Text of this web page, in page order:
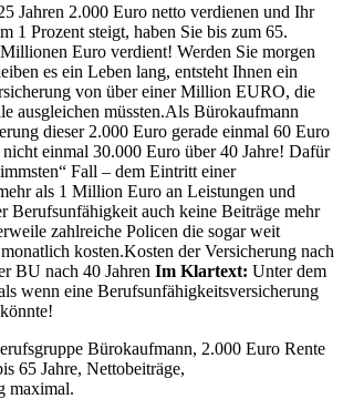
Jahren 2.000 Euro netto verdienen und Ihr
1 Prozent steigt, haben Sie bis zum 65.
Euro verdient! Werden Sie morgen
es ein Leben lang, entsteht Ihnen ein
von über einer Million EURO, die
ausgleichen müssten.Als Bürokaufmann
dieser 2.000 Euro gerade einmal 60 Euro
einmal 30.000 Euro über 40 Jahre! Dafür
Fall – dem Eintritt einer
als 1 Million Euro an Leistungen und
Berufs­unfähigkeit auch keine Beiträge mehr
zahlreiche Policen die sogar weit
kosten.Kosten der Versicherung nach
BU nach 40 Jahren Im Klartext: Unter dem
wenn eine Berufsunfähigkeitsversicherung
Bürokaufmann, 2.000 Euro Rente
65 Jahre, Nettobeiträge,
maximal.